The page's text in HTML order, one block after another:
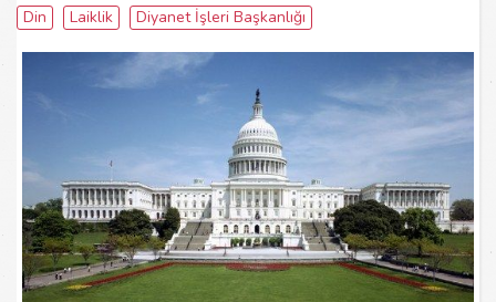
Din Laiklik Diyanet İşleri Başkanlığı